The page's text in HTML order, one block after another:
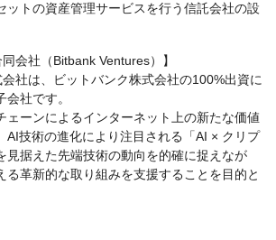
ットの資産管理サービスを行う信託会社の設
会社（Bitbank Ventures）】
社は、ビットバンク株式会社の100%出資に
社です。
ェーンによるインターネット上の新たな価値
AI技術の進化により注目される「AI × クリプ
見据えた先端技術の動向を的確に捉えなが
る革新的な取り組みを支援することを目的と